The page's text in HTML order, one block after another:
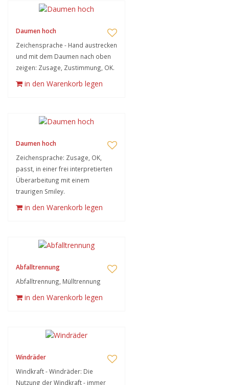
Daumen hoch
Zeichensprache - Hand austrecken
und mit dem Daumen nach oben
zeigen: Zusage, Zustimmung, OK.
in den Warenkorb legen
Daumen hoch
Zeichensprache: Zusage, OK,
passt, in einer frei interpretierten
Überarbeitung mit einem
traurigen Smiley.
in den Warenkorb legen
Abfalltrennung
Abfalltrennung, Mülltrennung
in den Warenkorb legen
Windräder
Windkraft - Windräder: Die
Nutzung der Windkraft - immer